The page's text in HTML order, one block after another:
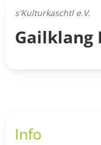
s'Kulturkaschtl e.V.
Gailklang
Info